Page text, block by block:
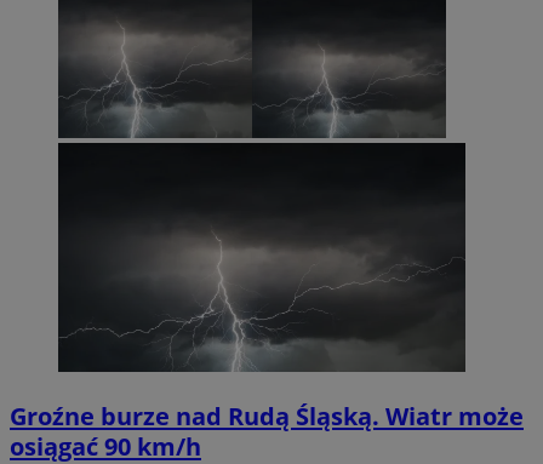
Groźne burze nad Rudą Śląską. Wiatr może
osiągać 90 km/h